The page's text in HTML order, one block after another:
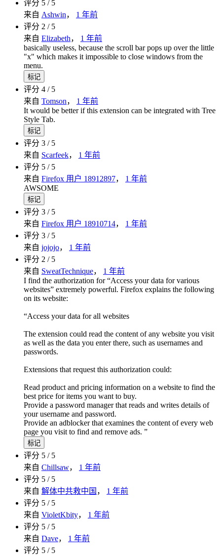
评分 5 / 5
来自 Ashwin， 1 年前
评分 2 / 5
来自 Elizabeth， 1 年前
basically useless, because the scroll bar pops up over the little
"x" which makes it impossible to close windows from the
menu.
标记
评分 4 / 5
来自 Tomson， 1 年前
It would be better if this extension can be integrated with Tree
Style Tab.
标记
评分 3 / 5
来自 Scarfeek， 1 年前
评分 5 / 5
来自 Firefox 用户 18912897， 1 年前
AWSOME
标记
评分 3 / 5
来自 Firefox 用户 18910714， 1 年前
评分 3 / 5
来自 jojojo， 1 年前
评分 2 / 5
来自 SweatTechnique， 1 年前
I find the authorization for “Access your data for various
websites” extremely powerful. Firefox explains the following
on its website:
“Access your data for all websites
The extension could read the content of any website you visit
as well as the data you enter there, such as usernames and
passwords.
Extensions that request this authorization could:
Read product and pricing information on a website to find the
best price for items you want to buy.
Provide a password manager that reads and writes details of
your username and password.
Provide an adblocker that examines the content of every web
page you visit to find and remove ads. ”
标记
评分 5 / 5
来自 Chillsaw， 1 年前
评分 5 / 5
来自 解体中共救中国 ， 1 年前
评分 5 / 5
来自 VioletKbity， 1 年前
评分 5 / 5
来自 Dave， 1 年前
评分 5 / 5